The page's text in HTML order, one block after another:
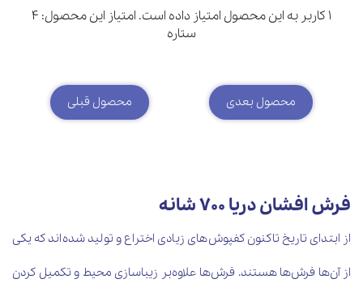
1 کاربر به این محصول امتیاز داده است. امتیاز این محصول: 4
ستاره
محصول بعدی محصول قبلی
فرش افشان دریا 700 شانه
از ابتدای تاریخ تاکنون کفپوش‌های زیادی اختراع و تولید شده‌اند که یکی
از آن‌ها فرش‌ها هستند. فرش‌ها علاوه‌بر زیباسازی محیط و تکمیل کردن